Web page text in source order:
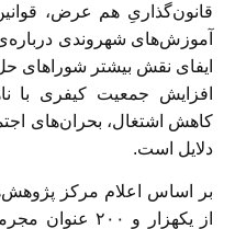
قانون‌گذاریِ هم عرض،
آموزش‌های شهروندی
ایفای نقش بیشتر شوراهای
افزایش جمعیت کیفری با
کاهش اشتغال، بحران‌های
دلایل است.
بر اساس اعلام مرکز